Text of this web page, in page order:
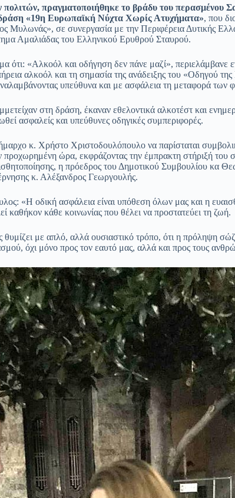
πολιτών, πραγματοποιήθηκε το βράδυ του περασμένου
«19η Ευρωπαϊκή Νύχτα Χωρίς Ατυχήματα», που
Μυλωνάς», σε συνεργασία με την Περιφέρεια Δυτικής
Αμαλιάδας του Ελληνικού Ερυθρού Σταυρού.
ότι: «Αλκοόλ και οδήγηση δεν πάνε μαζί», περιελάμβανε
αλκοόλ και τη σημασία της ανάδειξης του «Οδηγού
υπεύθυνα και με ασφάλεια τη μεταφορά των
στη δράση, έκαναν εθελοντικά αλκοτέστ και
ασφαλείς και υπεύθυνες οδηγικές συμπεριφορές.
κ. Χρήστο Χριστοδουλόπουλο να παρίσταται
προχωρημένη ώρα, εκφράζοντας την έμπρακτη στήριξή του
η πρόεδρος του Δημοτικού Συμβουλίου κα
κ. Αλέξανδρος Γεωργουλής.
«Η οδική ασφάλεια είναι υπόθεση όλων μας και η
καθήκον κάθε κοινωνίας που θέλει να προστατεύει τη ζωή.
με απλό, αλλά ουσιαστικό τρόπο, ότι η πρόληψη
όχι μόνο προς τον εαυτό μας, αλλά και προς τους